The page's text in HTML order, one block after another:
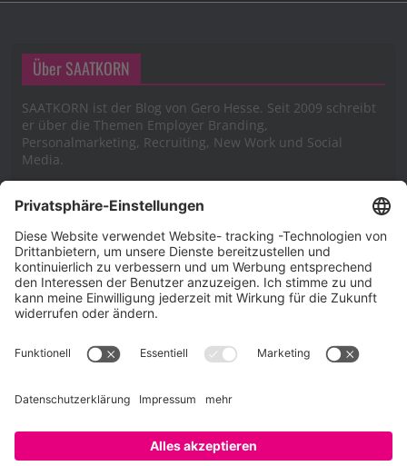
Über SAATKORN
SAATKORN ist der Blog von Gero Hesse. Seit 2009 schreibt
er über die Themen Employer Branding,
Personalmarketing, Recruiting, New Work und Social
Media.
Impressum
Impressum
Cookie-Richtlinie (EU)